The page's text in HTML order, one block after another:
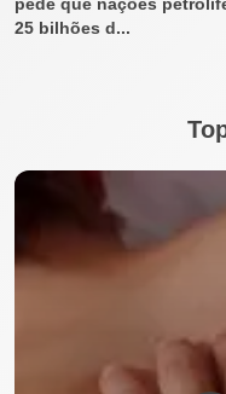
25 bilhões d...